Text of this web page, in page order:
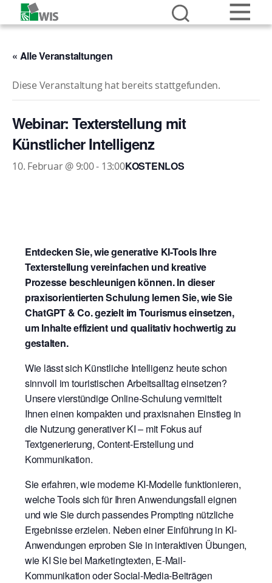
« Alle Veranstaltungen
Diese Veranstaltung hat bereits stattgefunden.
Webinar: Texterstellung mit
Künstlicher Intelligenz
10. Februar @ 9:00- 13:00KOSTENLOS
EntdeckenSie, wie generative KI-Tools Ihre
Texterstellung vereinfachen und kreative
Prozesse beschleunigen können. In dieser
praxisorientierten Schulung lernen Sie, wie Sie
ChatGPT & Co. gezielt im Tourismus einsetzen,
um Inhalte effizient und qualitativ hochwertig zu
gestalten.
Wie lässt sich Künstliche Intelligenz heute schon
sinnvoll im touristischen Arbeitsalltag einsetzen?
Unsere vierstündige Online-Schulung vermittelt
Ihnen einen kompakten und praxisnahen Einstieg in
die Nutzung generativer KI – mit Fokus auf
Textgenerierung, Content-Erstellung und
Kommunikation.
Sie erfahren, wie moderne KI-Modelle funktionieren,
welche Tools sich für Ihren Anwendungsfall eignen
und wie Sie durch passendes Prompting nützliche
Ergebnisse erzielen. Neben einer Einführung in KI-
Anwendungen erproben Sie in interaktiven Übungen,
wie KI Sie bei Marketingtexten, E-Mail-
Kommunikation oder Social-Media-Beiträgen